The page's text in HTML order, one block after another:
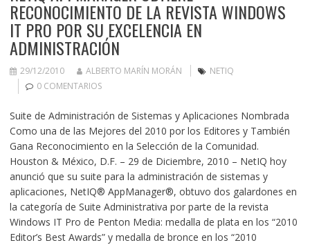
RECONOCIMIENTO DE LA REVISTA WINDOWS
IT PRO POR SU EXCELENCIA EN
ADMINISTRACIÓN
29/12/2010 ALBERTO MARÍN MORÁN
NETIQ
0 COMENTARIOS
Suite de Administración de Sistemas y Aplicaciones Nombrada
Como una de las Mejores del 2010 por los Editores y También
Gana Reconocimiento en la Selección de la Comunidad.
Houston & México, D.F. – 29 de Diciembre, 2010 – NetIQ hoy
anunció que su suite para la administración de sistemas y
aplicaciones, NetIQ® AppManager®, obtuvo dos galardones en
la categoría de Suite Administrativa por parte de la revista
Windows IT Pro de Penton Media: medalla de plata en los “2010
Editor’s Best Awards” y medalla de bronce en los “2010